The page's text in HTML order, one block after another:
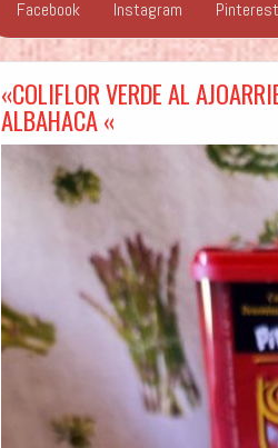
Facebook Instagram Pinterest
«COLIFLOR VERDE AL
ALBAHACA «